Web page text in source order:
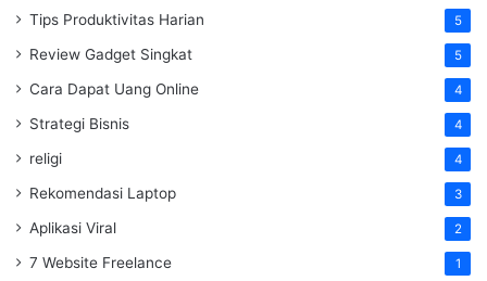
Tips Produktivitas Harian 5
Review Gadget Singkat 5
Cara Dapat Uang Online 4
Strategi Bisnis 4
religi 4
Rekomendasi Laptop 3
Aplikasi Viral 2
7 Website Freelance 1